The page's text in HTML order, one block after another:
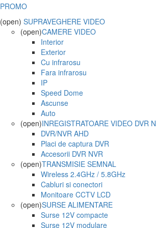
PROMO
(open) SUPRAVEGHERE VIDEO
(open)CAMERE VIDEO
Interior
Exterior
Cu infrarosu
Fara infrarosu
IP
Speed Dome
Ascunse
Auto
(open)INREGISTRATOARE VIDEO DVR
DVR/NVR AHD
Placi de captura DVR
Accesorii DVR NVR
(open)TRANSMISIE SEMNAL
Wireless 2.4GHz / 5.8GHz
Cabluri si conectori
Monitoare CCTV LCD
(open)SURSE ALIMENTARE
Surse 12V compacte
Surse 12V modulare